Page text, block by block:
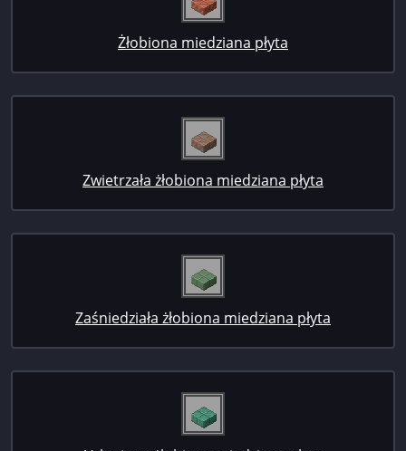
Żłobiona miedziana płyta
Zwietrzała żłobiona miedziana płyta
Zaśniedziała żłobiona miedziana płyta